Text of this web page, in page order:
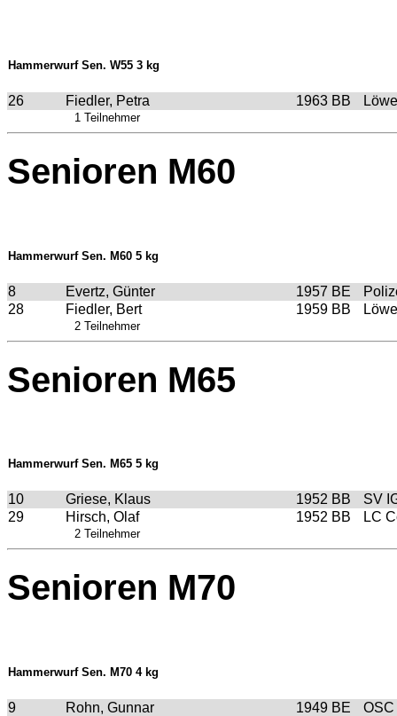
Hammerwurf Sen. W55 3 kg
26 Fiedler, Petra 1963 BB
1 Teilnehmer
Senioren M60
Hammerwurf Sen. M60 5 kg
8 Evertz, Günter 1957 BE
28
Fiedler, Bert 1959 BB
2 Teilnehmer
Senioren M65
Hammerwurf Sen. M65 5 kg
10 Griese, Klaus 1952 BB
SV
29
Hirsch, Olaf 1952 BB LC
2 Teilnehmer
Senioren M70
Hammerwurf Sen. M70 4 kg
9 Rohn, Gunnar 1949 BE